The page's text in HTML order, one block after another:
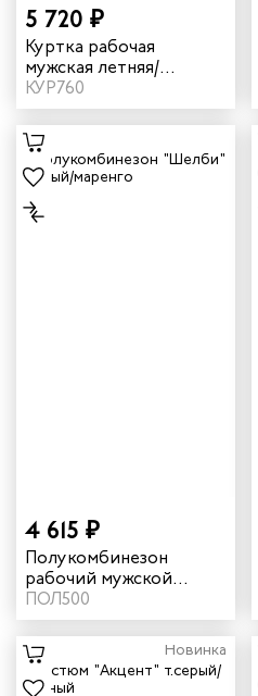
5 720 ₽
Куртка рабочая
мужская летняя/
демисезонная "Мист"
цвет коричневый/
бежевый
КУР760
4 615 ₽
Полукомбинезон
рабочий мужской
летний "Шелби" цвет
черный
ПОЛ500
Новинка